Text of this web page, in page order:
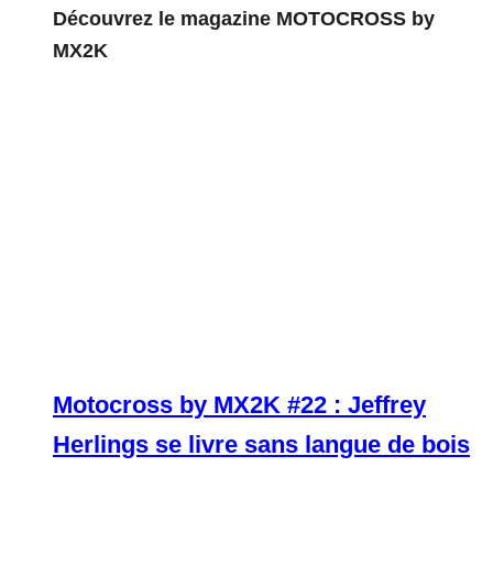
Découvrez le magazine MOTOCROSS by
MX2K
Motocross by MX2K #22 : Jeffrey
Herlings se livre sans langue de bois